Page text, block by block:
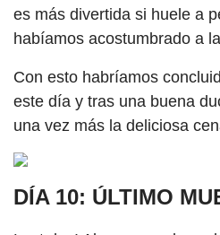
es más divertida si huele a
habíamos acostumbrado a
Con esto habríamos
este día y tras una buena
una vez más la deliciosa
DÍA 10: ÚLTIMO